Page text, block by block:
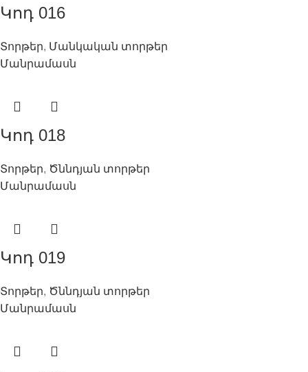
Կոդ 016
Տորթեր, Մանկական տորթեր
Մանրամասն
Կոդ 018
Տորթեր, Ծննդյան տորթեր
Մանրամասն
Կոդ 019
Տորթեր, Ծննդյան տորթեր
Մանրամասն